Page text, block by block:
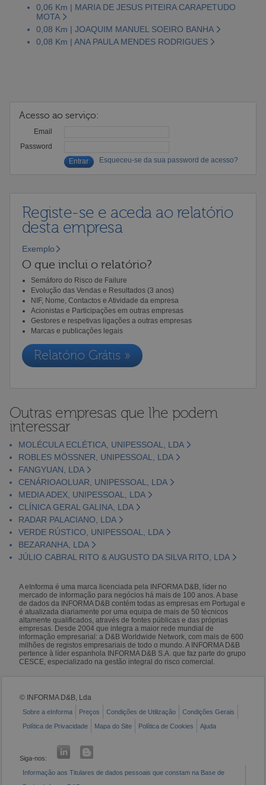
0,06 Km | MARIA DE JESUS PITEIRA CARAPETUDO
MOTA
0,08 Km | JOAQUIM MANUEL SOEIRO BANHA
0,08 Km | ANA PAULA MENDES RODRIGUES
Acesso ao serviço:
Email
Password
Esqueceu-se da sua password de acesso?
Registe-se e aceda ao relatório
desta empresa
Exemplo
O que inclui o relatório?
Semáforo do Risco de Failure
Evolução das Vendas e Resultados (3 anos)
NIF, Nome, Contactos e Atividade da empresa
Acionistas e Participações em outras empresas
Gestores e respetivas ligações a outras empresas
Marcas e publicações legais
Relatório Grátis »
Outras empresas que lhe podem
interessar
MOLÉCULA ECLÉTICA, UNIPESSOAL, LDA
ROBLES MÖSSNER, UNIPESSOAL, LDA
FANGYUAN, LDA
CENÁRIOAOLUAR, UNIPESSOAL, LDA
MEDIA ADEX, UNIPESSOAL, LDA
CLÍNICA GERAL GALINA, LDA
RADAR PALACIANO, LDA
VERDE RÚSTICO, UNIPESSOAL, LDA
BEZARANHA, LDA
JÚLIO CABRAL RITO & AUGUSTO DA SILVA RITO, LDA
A eInforma é uma marca licenciada pela INFORMA D&B, líder no
mercado de informação para negócios há mais de 100 anos. A base
de dados da INFORMA D&B contém todas as empresas em Portugal e
é atualizada diariamente por uma equipa de mais de 50 técnicos
altamente qualificados, através de fontes públicas e das próprias
empresas. Desde 2004 que integra a maior rede mundial de
informação empresarial: a D&B Worldwide Network, com mais de 600
milhões de registos empresariais de todo o mundo. A INFORMA D&B
pertence à líder espanhola INFORMA D&B S.A. que faz parte do grupo
CESCE, especializado na gestão integral do risco comercial.
© INFORMA D&B, Lda
Sobre a eInforma Preços Condições de Utilização
Condições Gerais
Política de Privacidade
Mapa do Site Política de Cookies Ajuda
Siga-nos:
Informação aos Titulares de dados pessoais que constam na Base de